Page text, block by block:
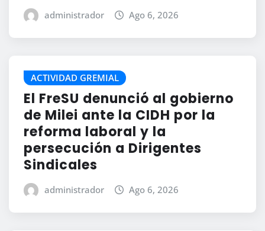
administrador Ago 6, 2026
ACTIVIDAD GREMIAL
El FreSU denunció al gobierno
de Milei ante la CIDH por la
reforma laboral y la
persecución a Dirigentes
Sindicales
administrador Ago 6, 2026